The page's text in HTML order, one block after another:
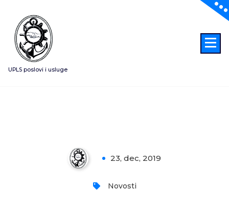
sadržaj
UPLS poslovi i usluge
23, dec, 2019
Novosti